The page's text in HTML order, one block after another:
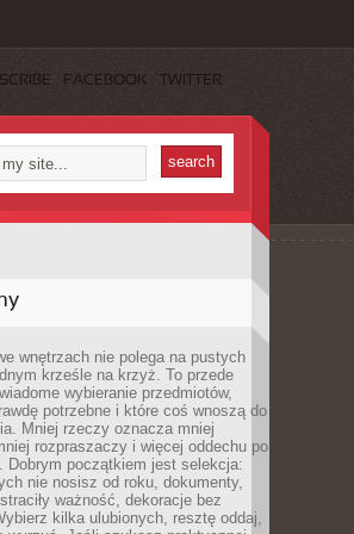
FACEBOOK TWITTER
wnętrzach nie polega na pustych
krześle na krzyż. To przede
wybieranie przedmiotów,
potrzebne i które coś wnoszą do
Mniej rzeczy oznacza mniej
rozpraszaczy i więcej oddechu po
Dobrym początkiem jest selekcja:
nie nosisz od roku, dokumenty,
ważność, dekoracje bez
kilka ulubionych, resztę oddaj,